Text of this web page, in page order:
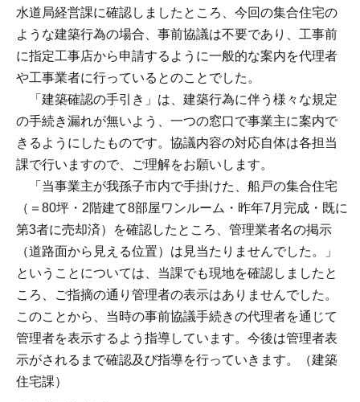
水道局経営課に確認しましたところ、今回の集合住宅の
ような建築行為の場合、事前協議は不要であり、工事前
に指定工事店から申請するように一般的な案内を代理者
や工事業者に行っているとのことでした。
「建築確認の手引き」は、建築行為に伴う様々な規定
の手続き漏れが無いよう、一つの窓口で事業主に案内で
きるようにしたものです。協議内容の対応自体は各担当
課で行いますので、ご理解をお願いします。
「当事業主が我孫子市内で手掛けた、船戸の集合住宅
（＝80坪・2階建て8部屋ワンルーム・昨年7月完成・既に
第3者に売却済）を確認したところ、管理業者名の掲示
（道路面から見える位置）は見当たりませんでした。」
ということについては、当課でも現地を確認しましたと
ころ、ご指摘の通り管理者の表示はありませんでした。
このことから、当時の事前協議手続きの代理者を通じて
管理者を表示するよう指導しています。今後は管理者表
示がされるまで確認及び指導を行っていきます。（建築
住宅課）